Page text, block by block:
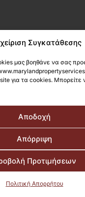
Συγκατάθεσης
μας βοηθάνε να σας
για τα cookies. Μπορείτε
Αποδοχή
Απόρριψη
Προτιμήσεων
Πολιτική Απορρήτου